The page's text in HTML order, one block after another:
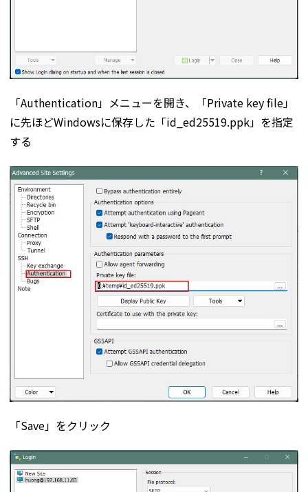
「Authentication」メニューを開き、「Private key file」
に先ほどWindowsに保存した「id_ed25519.ppk」を指定
する
「Save」をクリック